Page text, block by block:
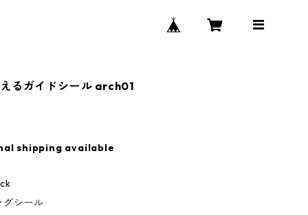
るガイドシール arch01
shipping available
グシール